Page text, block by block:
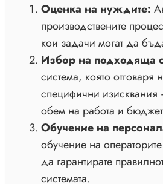
Оценка на нуждите:
производствените
кои задачи могат да
Избор на подходяща
система, която отговаря
специфични изисквания
обем на работа и
Обучение на
обучение на
да гарантирате
системата.